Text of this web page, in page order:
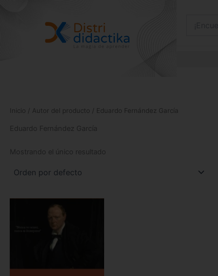
Inicio / Autor del producto / Eduardo Fernández García
Eduardo Fernández García
Mostrando el único resultado